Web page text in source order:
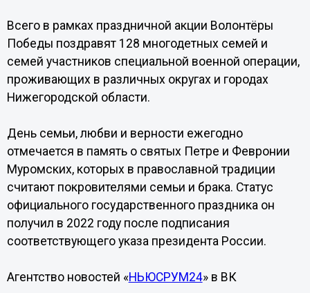
Всего в рамках праздничной акции Волонтёры
Победы поздравят 128 многодетных семей и
семей участников специальной военной операции,
проживающих в различных округах и городах
Нижегородской области.
День семьи, любви и верности ежегодно
отмечается в память о святых Петре и Февронии
Муромских, которых в православной традиции
считают покровителями семьи и брака. Статус
официального государственного праздника он
получил в 2022 году после подписания
соответствующего указа президента России.
Агентство новостей «НЬЮСРУМ24» в ВК